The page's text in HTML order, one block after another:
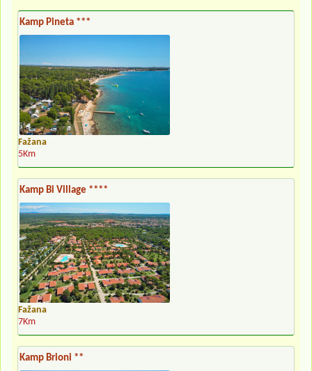
Kamp Pineta ***
Fažana
5Km
Kamp Bi Village ****
Fažana
7Km
Kamp Brioni **